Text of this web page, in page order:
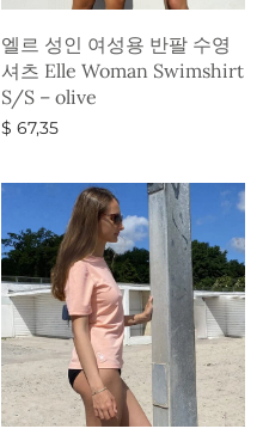
엘르 성인 여성용 반팔 수영
셔츠 Elle Woman Swimshirt
S/S – olive
$ 67,35